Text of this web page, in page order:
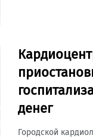
денег
Городской